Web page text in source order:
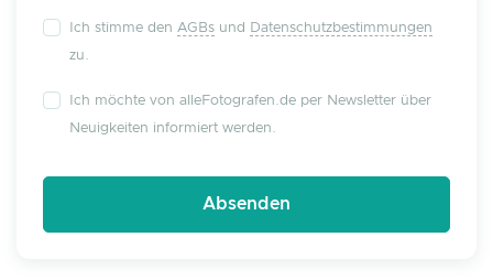
Ich stimme den AGBs und
Datenschutzbestimmungen
zu.
Ich möchte von alleFotografen.de per Newsletter über
Neuigkeiten informiert werden.